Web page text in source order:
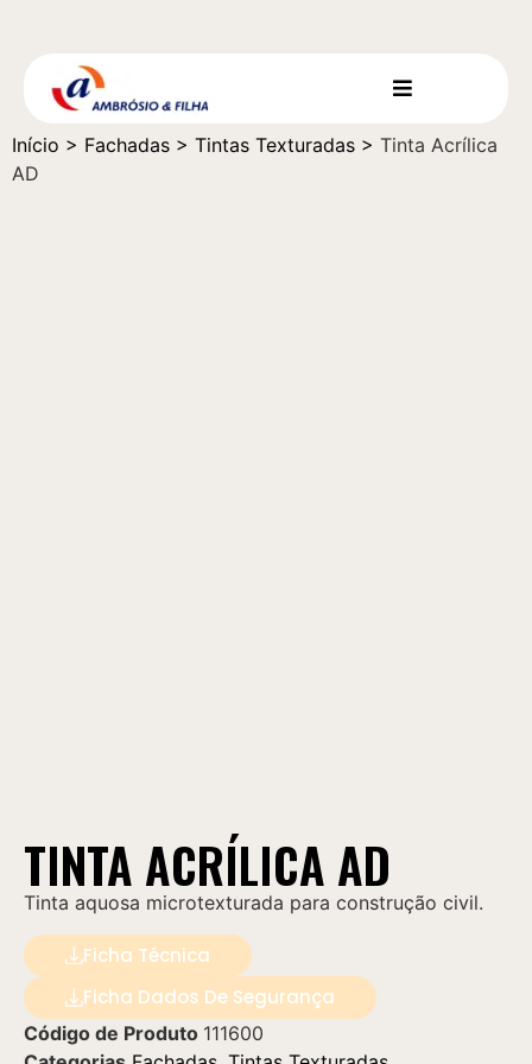
Início > Fachadas > Tintas Texturadas > Tinta Acrílica
AD
TINTA ACRÍLICA AD
Tinta aquosa microtexturada para construção civil.
Ficha Técnica
Ficha Dados De Segurança
Código de Produto 111600